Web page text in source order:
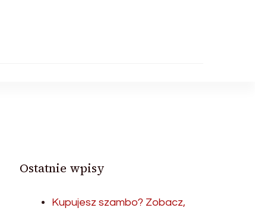
Ostatnie wpisy
Kupujesz szambo? Zobacz,